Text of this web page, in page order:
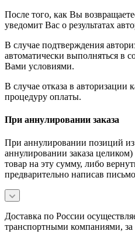
После того, как Вы
уведомит Вас о результатах
В случае подтверждения
автоматически выполняться в
Вами условиями.
В случае отказа в
процедуру оплаты.
При аннулировании заказа
При аннулировании позиций из
аннулировании заказа
товар на эту сумму, либо
предварительно написав
Доставка по России
транспортными компаниями, за